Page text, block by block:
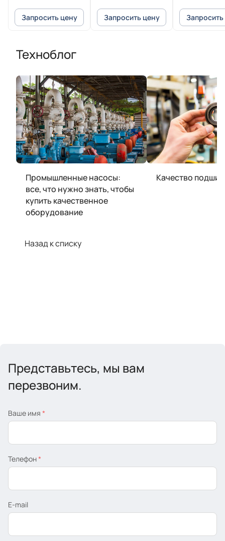
Запросить цену Запросить цену
Техноблог
Промышленные насосы:
все, что нужно знать, чтобы
купить качественное
оборудование
Качество
Назад к списку
Представьтесь, мы вам
перезвоним.
Ваше имя *
Телефон*
E-mail